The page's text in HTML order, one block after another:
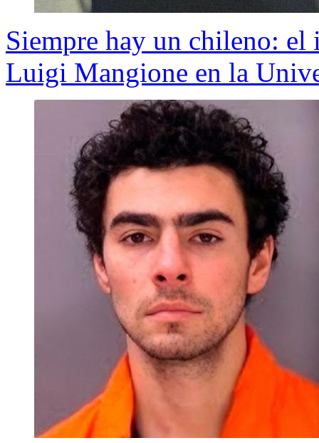
Siempre hay un chileno:
Luigi Mangione en la